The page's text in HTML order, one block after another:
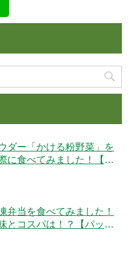
ダー「かける粉野菜」を
に食べてみました！【ベ
弁当を食べてみました！
とコスパは！？【パッと